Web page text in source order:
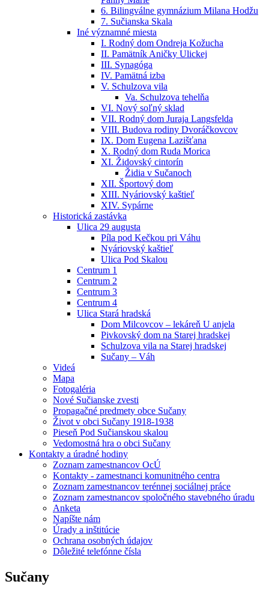
6. Bilingválne gymnázium Milana Hodžu
7. Sučianska Skala
Iné významné miesta
I. Rodný dom Ondreja Kožucha
II. Pamätník Aničky Ulickej
III. Synagóga
IV. Pamätná izba
V. Schulzova vila
Va. Schulzova tehelňa
VI. Nový soľný sklad
VII. Rodný dom Juraja Langsfelda
VIII. Budova rodiny Dvoráčkovcov
IX. Dom Eugena Lazišťana
X. Rodný dom Ruda Morica
XI. Židovský cintorín
Židia v Sučanoch
XII. Športový dom
XIII. Nyáriovský kaštieľ
XIV. Sypárne
Historická zastávka
Ulica 29 augusta
Píla pod Kečkou pri Váhu
Nyáriovský kaštieľ
Ulica Pod Skalou
Centrum 1
Centrum 2
Centrum 3
Centrum 4
Ulica Stará hradská
Dom Milcovcov – lekáreň U anjela
Pivkovský dom na Starej hradskej
Schulzova vila na Starej hradskej
Sučany – Váh
Videá
Mapa
Fotogaléria
Nové Sučianske zvesti
Propagačné predmety obce Sučany
Život v obci Sučany 1918-1938
Pieseň Pod Sučianskou skalou
Vedomostná hra o obci Sučany
Kontakty a úradné hodiny
Zoznam zamestnancov OcÚ
Kontakty - zamestnanci komunitného centra
Zoznam zamestnancov terénnej sociálnej práce
Zoznam zamestnancov spoločného stavebného úradu
Anketa
Napíšte nám
Úrady a inštitúcie
Ochrana osobných údajov
Dôležité telefónne čísla
Sučany